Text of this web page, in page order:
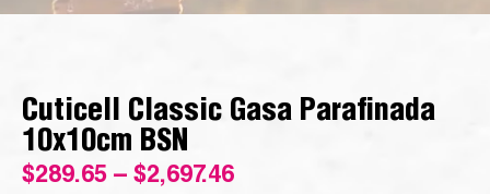
Cuticell Classic Gasa Parafinada
10x10cm BSN
$289.65 – $2,697.46